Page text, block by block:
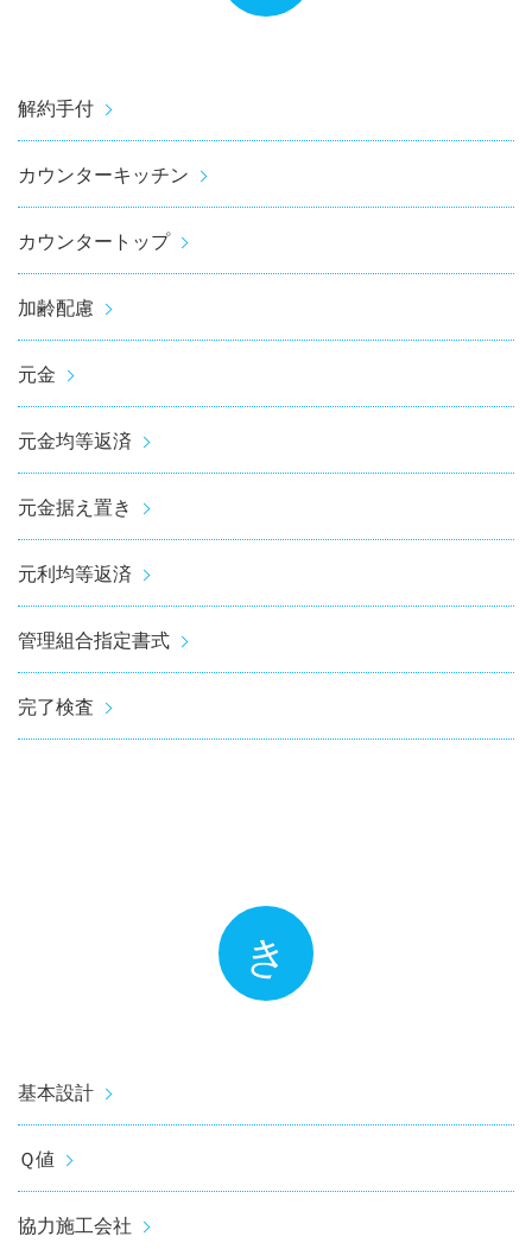
解約手付
カウンターキッチン
カウンタートップ
加齢配慮
元金
元金均等返済
元金据え置き
元利均等返済
管理組合指定書式
完了検査
き
基本設計
Ｑ値
協力施工会社